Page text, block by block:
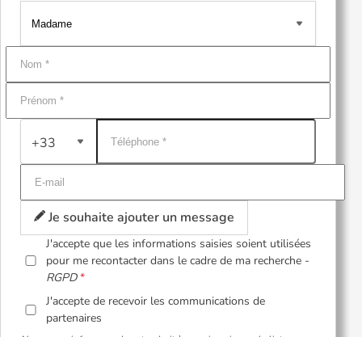
+33
Je souhaite ajouter un message
J'accepte que les informations saisies soient utilisées
pour me recontacter dans le cadre de ma recherche -
RGPD
J'accepte de recevoir les communications de
partenaires